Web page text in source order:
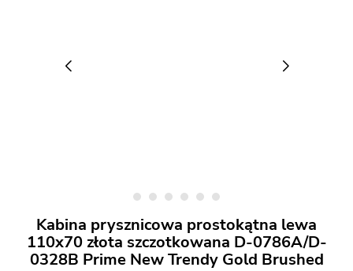
Kabina prysznicowa prostokątna lewa
110x70 złota szczotkowana D-0786A/D-
0328B Prime New Trendy Gold Brushed